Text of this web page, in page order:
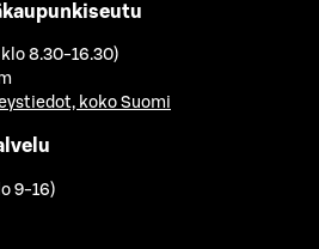
8.30-16.30)
koko Suomi
9-16)